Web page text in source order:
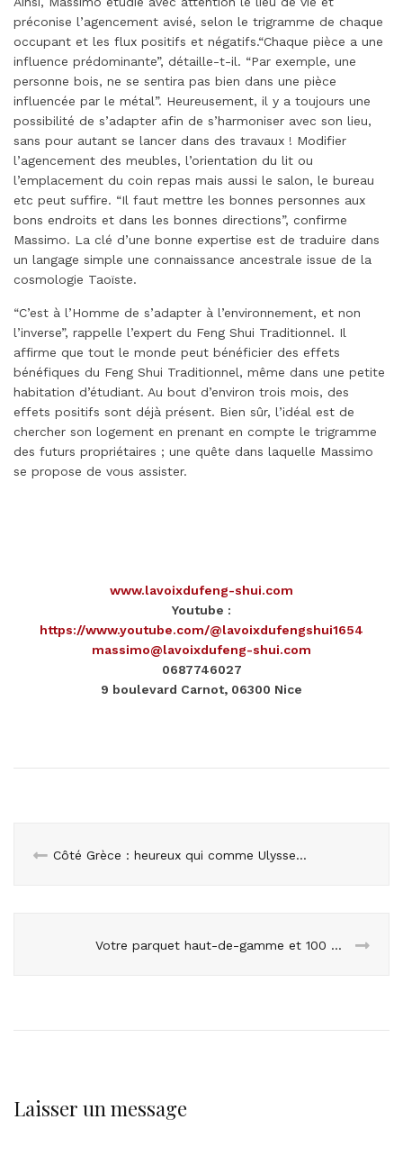
préconise l’agencement avisé, selon le trigramme de chaque
occupant et les flux positifs et négatifs.“Chaque pièce a une
influence prédominante”, détaille-t-il. “Par exemple, une
personne bois, ne se sentira pas bien dans une pièce
influencée par le métal”. Heureusement, il y a toujours une
possibilité de s’adapter afin de s’harmoniser avec son lieu,
sans pour autant se lancer dans des travaux ! Modifier
l’agencement des meubles, l’orientation du lit ou
l’emplacement du coin repas mais aussi le salon, le bureau
etc peut suffire. “Il faut mettre les bonnes personnes aux
bons endroits et dans les bonnes directions”, confirme
Massimo. La clé d’une bonne expertise est de traduire dans
un langage simple une connaissance ancestrale issue de la
cosmologie Taoïste.
“C’est à l’Homme de s’adapter à l’environnement, et non
l’inverse”, rappelle l’expert du Feng Shui Traditionnel. Il
affirme que tout le monde peut bénéficier des effets
bénéfiques du Feng Shui Traditionnel, même dans une petite
habitation d’étudiant. Au bout d’environ trois mois, des
effets positifs sont déjà présent. Bien sûr, l’idéal est de
chercher son logement en prenant en compte le trigramme
des futurs propriétaires ; une quête dans laquelle Massimo
se propose de vous assister.
www.lavoixdufeng-shui.com
Youtube :
https://www.youtube.com/@lavoixdufengshui1654
massimo@lavoixdufeng-shui.com
0687746027
9 boulevard Carnot, 06300 Nice
Côté Grèce : heureux qui comme Ulysse…
Votre parquet haut-de-gamme et 100 % personnalisé
Laisser un message